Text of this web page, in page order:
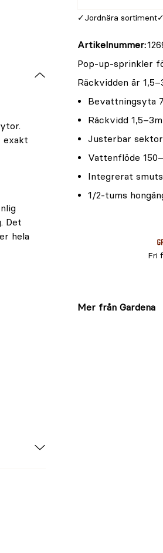
Jordnära sortiment
Artikelnummer
Pop-up-sprinkler
Räckvidden är
Bevattningsyta
Räckvidd 1,5–3m
Justerbar sektor
Vattenflöde
Integrerat
1/2-tums
Fri
Mer från Gardena
exakt
Det
hela